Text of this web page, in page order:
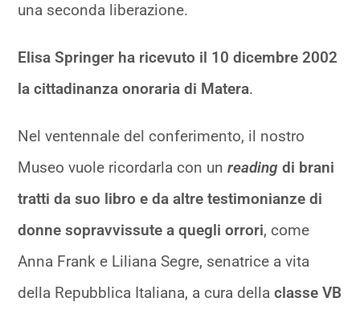
una seconda liberazione.
Elisa Springer ha ricevuto il 10 dicembre 2002
la cittadinanza onoraria di Matera.
Nel ventennale del conferimento, il nostro
Museo vuole ricordarla con unreading di brani
tratti da suo libro e da altre testimonianze di
donne sopravvissute a quegli orrori, come
Anna Frank e Liliana Segre, senatrice a vita
della Repubblica Italiana, a cura dellaclasse VB